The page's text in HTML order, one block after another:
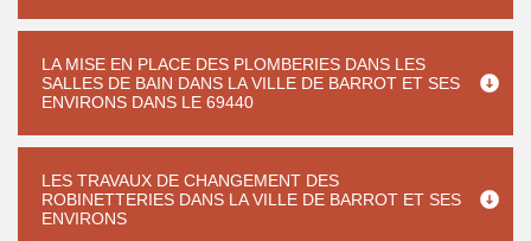
LA MISE EN PLACE DES PLOMBERIES DANS LES
SALLES DE BAIN DANS LA VILLE DE BARROT ET SES
ENVIRONS DANS LE 69440
LES TRAVAUX DE CHANGEMENT DES
ROBINETTERIES DANS LA VILLE DE BARROT ET SES
ENVIRONS